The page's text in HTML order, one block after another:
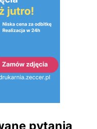
pytania